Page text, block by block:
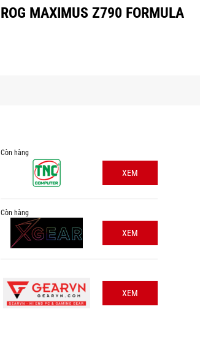
ROG MAXIMUS Z790 FORMULA
Còn hàng
XEM
Còn hàng
XEM
XEM